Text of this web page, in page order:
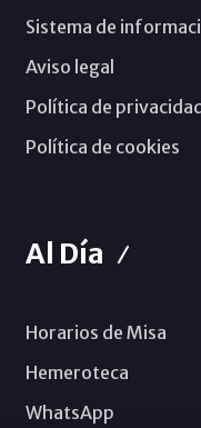
Sistema de
Aviso legal
Política de privacidad
Política de cookies
Al Día
Horarios de Misa
Hemeroteca
WhatsApp